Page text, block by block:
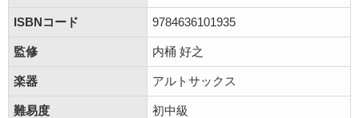
ISBNコード 9784636101935
監修 内桶 好之
楽器 アルトサックス
難易度 初中級